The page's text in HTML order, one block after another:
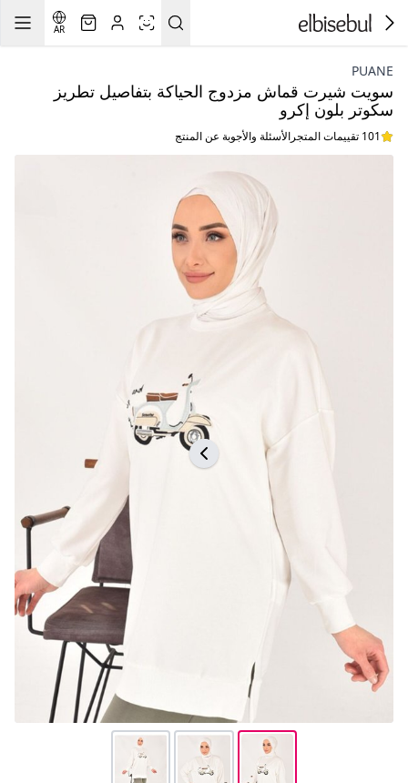
AR
PUANE
سويت شيرت قماش مزدوج الحياكة بتفاصيل تطريز
سكوتر بلون إكرو
101 تقييمات المتجر الأسئلة والأجوبة عن المنتج